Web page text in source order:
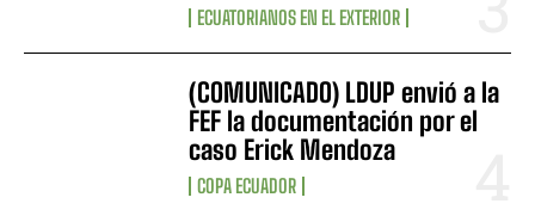
ECUATORIANOS EN EL EXTERIOR
(COMUNICADO) LDUP envió a la
FEF la documentación por el
caso Erick Mendoza
COPA ECUADOR